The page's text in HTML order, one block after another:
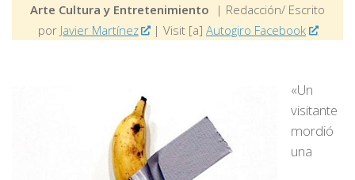
Arte Cultura y Entretenimiento | Redacción/ Escrito
por Javier Martínez | Visit [a] Autogiro Facebook
«Un
visitante
mordió
una